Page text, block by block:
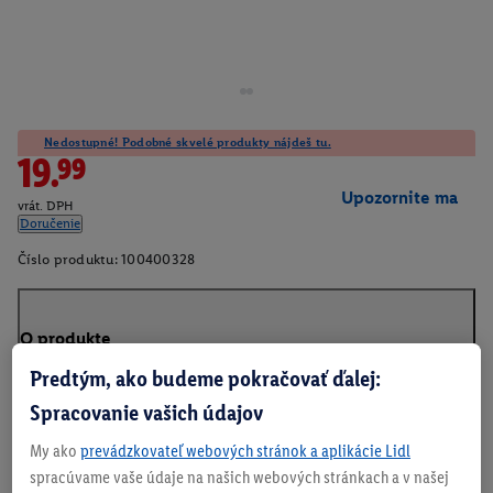
Nedostupné! Podobné skvelé produkty nájdeš tu.
19.99
vrát. DPH
Doručenie
Upozornite ma
Číslo produktu: 100400328
O produkte
Predtým, ako budeme pokračovať ďalej:
Spracovanie vašich údajov
My ako prevádzkovateľ webových stránok a aplikácie Lidl
spracúvame vaše údaje na našich webových stránkach a v našej